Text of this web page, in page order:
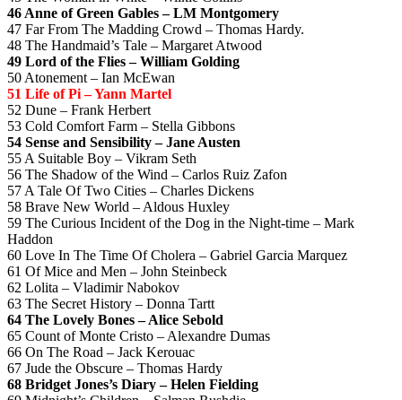
46 Anne of Green Gables – LM Montgomery
47 Far From The Madding Crowd – Thomas Hardy.
48 The Handmaid’s Tale – Margaret Atwood
49 Lord of the Flies – William Golding
50 Atonement – Ian McEwan
51 Life of Pi – Yann Martel
52 Dune – Frank Herbert
53 Cold Comfort Farm – Stella Gibbons
54 Sense and Sensibility – Jane Austen
55 A Suitable Boy – Vikram Seth
56 The Shadow of the Wind – Carlos Ruiz Zafon
57 A Tale Of Two Cities – Charles Dickens
58 Brave New World – Aldous Huxley
59 The Curious Incident of the Dog in the Night-time – Mark
Haddon
60 Love In The Time Of Cholera – Gabriel Garcia Marquez
61 Of Mice and Men – John Steinbeck
62 Lolita – Vladimir Nabokov
63 The Secret History – Donna Tartt
64 The Lovely Bones – Alice Sebold
65 Count of Monte Cristo – Alexandre Dumas
66 On The Road – Jack Kerouac
67 Jude the Obscure – Thomas Hardy
68 Bridget Jones’s Diary – Helen Fielding